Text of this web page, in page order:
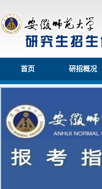
首页 研招概况